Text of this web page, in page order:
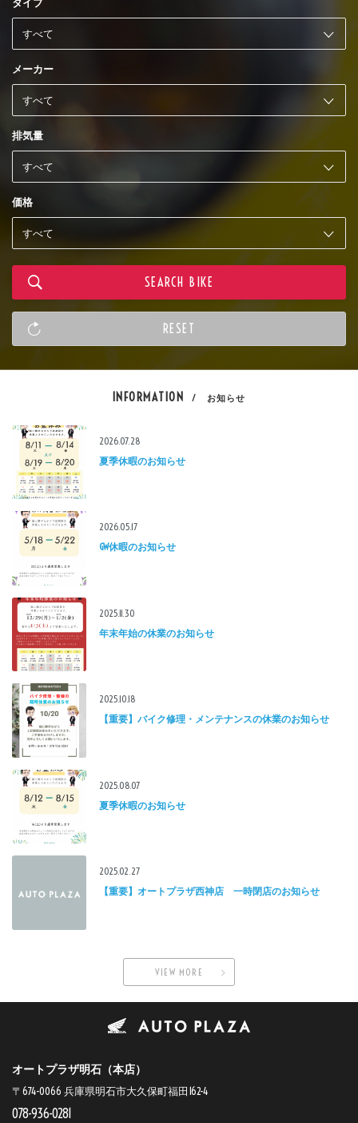
メーカー
排気量
価格
INFORMATION / お知らせ
2026.07.28
夏季休暇のお知らせ
2026.05.17
GW休暇のお知らせ
2025.11.30
年末年始の休業のお知らせ
2025.10.18
【重要】バイク修理・メンテナンスの休業のお知らせ
2025.08.07
夏季休暇のお知らせ
2025.02.27
【重要】オートプラザ西神店 一時閉店のお知らせ
VIEW MORE
オートプラザ明石（本店）
〒674-0066 兵庫県明石市大久保町福田162-4
078-936-0281